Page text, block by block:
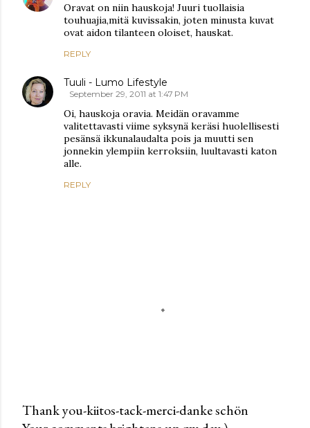
Oravat on niin hauskoja! Juuri tuollaisia
touhuajia,mitä kuvissakin, joten minusta kuvat
ovat aidon tilanteen oloiset, hauskat.
REPLY
Tuuli - Lumo Lifestyle
September 29, 2011 at 1:47 PM
Oi, hauskoja oravia. Meidän oravamme
valitettavasti viime syksynä keräsi huolellisesti
pesänsä ikkunalaudalta pois ja muutti sen
jonnekin ylempiin kerroksiin, luultavasti katon
alle.
REPLY
Thank you-kiitos-tack-merci-danke schön